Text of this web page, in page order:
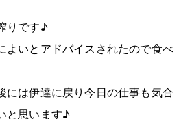
りです♪
よいとアドバイスされたので食べ
には伊達に戻り今日の仕事も気合
と思います♪